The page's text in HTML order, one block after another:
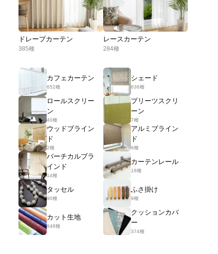
ドレープカーテン
385種
レースカーテン
284種
カフェカーテン
652種
シェード
636種
ロールスクリー
ン
40種
プリーツスクリ
ーン
7種
ウッドブライン
ド
2種
アルミブライン
ド
6種
バーチカルブラ
インド
14種
カーテンレール
18種
タッセル
90種
ふさ掛け
9種
カット生地
648種
クッションカバ
ー
374種